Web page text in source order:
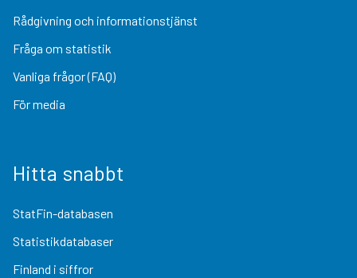
Rådgivning och informationstjänst
Fråga om statistik
Vanliga frågor (FAQ)
För media
Hitta snabbt
StatFin-databasen
Statistikdatabaser
Finland i siffror